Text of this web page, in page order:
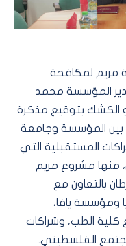
مريم لمكافحة
المؤسسة محمد
الكشك بتوقيع مذكرة
بين المؤسسة وجامعة
المستقبلية التي
منها مشروع مريم
بالتعاون مع
ومؤسسة يافا،
كلية الطب، وشراكات
الفلسطيني.